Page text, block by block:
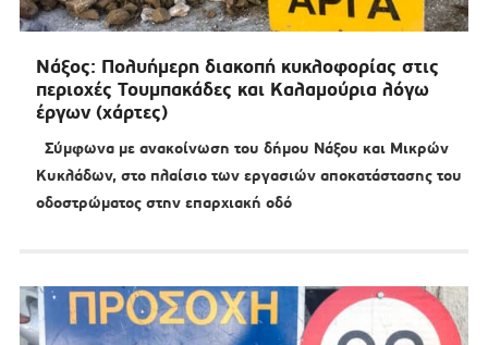
Νάξος: Πολυήμερη διακοπή κυκλοφορίας στις
περιοχές Τουμπακάδες και Καλαμούρια λόγω
έργων (χάρτες)
Σύμφωνα με ανακοίνωση του δήμου Νάξου και Μικρών
Κυκλάδων, στο πλαίσιο των εργασιών αποκατάστασης του
οδοστρώματος στην επαρχιακή οδό